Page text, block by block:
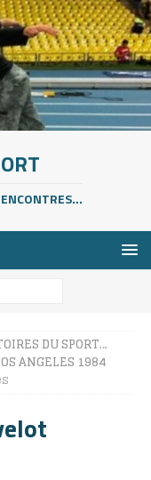
DU SPORT…
ANGELES 1984